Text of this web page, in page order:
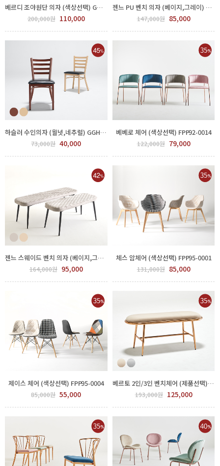
베르디 조야원단 의자 (색상선택) GGH 550-363
200,000원 110,000
젠느 PU 벤치 의자 (베이지,그레이) GGH 550-371
147,000원 85,000
하슬러 수인의자 (월넛,네추럴) GGH 550-354
73,000원 40,000
베베로 체어 (색상선택) FPP92-0014
122,000원 79,000
젠느 스웨이드 벤치 의자 (베이지,그레이) GGH 550-370
164,000원 95,000
체스 암체어 (색상선택) FPP95-0001
131,000원 85,000
제이스 체어 (색상선택) FPP95-0004
85,000원 55,000
베르토 2인/3인 벤치체어 (제품선택) FPP113-0001
193,000원 125,000